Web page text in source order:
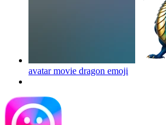
avatar movie dragon emoji